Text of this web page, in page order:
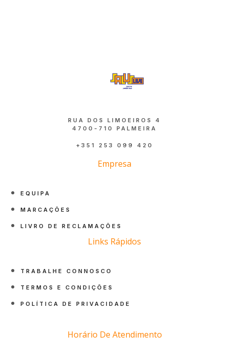
RUA DOS LIMOEIROS 4
4700-710 PALMEIRA
+351 253 099 420
Empresa
EQUIPA
MARCAÇÕES
LIVRO DE RECLAMAÇÕES
Links Rápidos
TRABALHE CONNOSCO
TERMOS E CONDIÇÕES
POLÍTICA DE PRIVACIDADE
Horário De Atendimento